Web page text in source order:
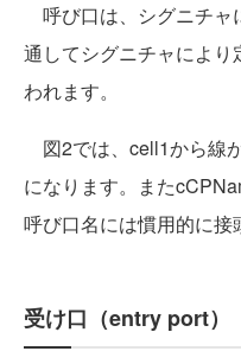
呼び口は、シグニチャ
通してシグニチャによ
われます。
図2では、cell1から線
になります。また
呼び口名には慣用的に接
受け口（entry port）